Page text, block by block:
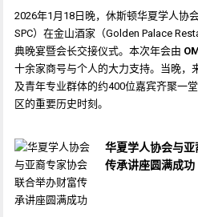
2026年1月18日晚，休斯顿华夏学人协
SPC）在金山酒家（Golden Palace
典晚宴暨会长交接仪式。本次年会由
十余家商号与个人的大力支持。当晚，
及青年专业群体的约400位嘉宾齐聚一
区的重要历史时刻。
华夏学人协会与
传承讲座圆满成功